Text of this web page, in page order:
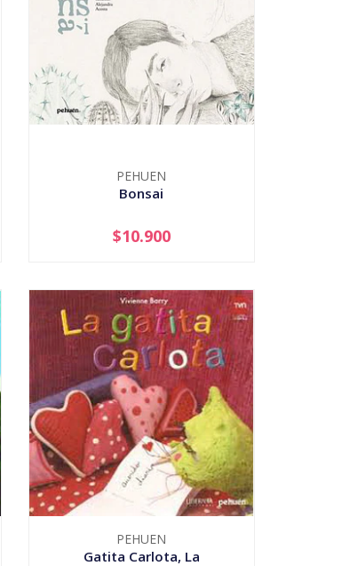
PEHUEN
Bonsai
+
$10.900
PEHUEN
Gatita Carlota, La